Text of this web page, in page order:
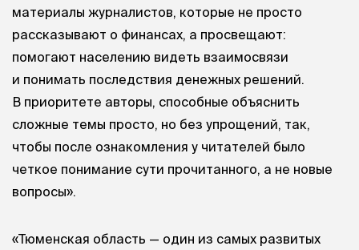
материалы журналистов, которые не просто
рассказывают о финансах, а просвещают:
помогают населению видеть взаимосвязи
и понимать последствия денежных решений.
В приоритете авторы, способные объяснить
сложные темы просто, но без упрощений, так,
чтобы после ознакомления у читателей было
четкое понимание сути прочитанного, а не новые
вопросы».
«Тюменская область — один из самых развитых